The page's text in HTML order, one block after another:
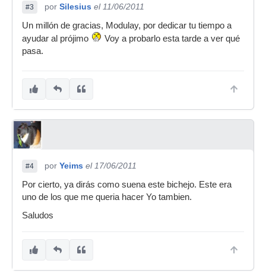
#3 por Silesius el 11/06/2011
Un millón de gracias, Modulay, por dedicar tu tiempo a
ayudar al prójimo
Voy a probarlo esta tarde a ver qué
pasa.
#4 por Yeims el 17/06/2011
Por cierto, ya dirás como suena este bichejo. Este era
uno de los que me queria hacer Yo tambien.
Saludos